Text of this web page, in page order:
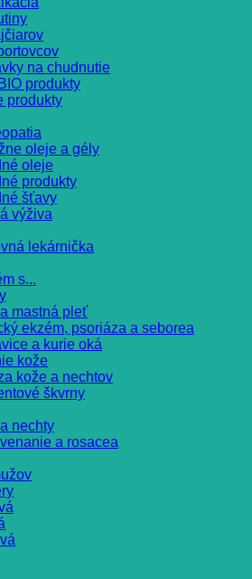
na chudnutie
produkty
produkty
oleje a gély
oleje
produkty
šťavy
výživa
lekárnička
s...
mastná pleť
ekzém, psoriáza a seborea
a kurie oká
kože
kože a nechtov
škvrny
nechty
a rosacea